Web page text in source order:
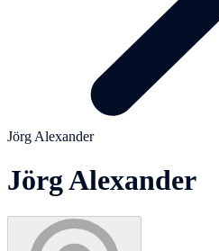
Jörg Alexander
Jörg Alexander